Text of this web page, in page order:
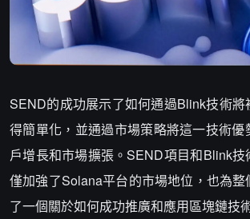
SEND的成功展示了如何通過Blink技術將
得簡單化，並通過市場策略將這一技術優
戶增長和市場擴張。SEND項目和Blink
僅加強了Solana平台的市場地位，也為
了一個關於如何成功推廣和應用區塊鏈技